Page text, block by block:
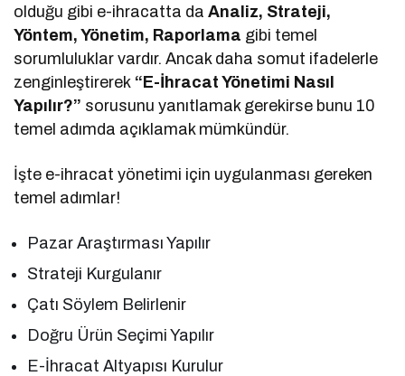
olduğu gibi e-ihracatta daAnaliz, Strateji,
Yöntem, Yönetim, Raporlama gibi temel
sorumluluklar vardır. Ancak daha somut ifadelerle
zenginleştirerek “E-İhracat Yönetimi Nasıl
Yapılır?” sorusunu yanıtlamak gerekirse bunu 10
temel adımda açıklamak mümkündür.
İşte e-ihracat yönetimi için uygulanması gereken
temel adımlar!
Pazar Araştırması Yapılır
Strateji Kurgulanır
Çatı Söylem Belirlenir
Doğru Ürün Seçimi Yapılır
E-İhracat Altyapısı Kurulur